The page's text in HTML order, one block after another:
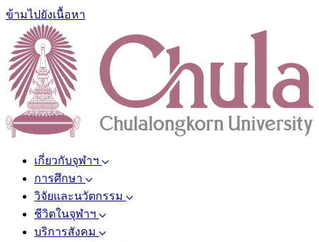
ข้ามไปยังเนื้อหา
เกี่ยวกับจุฬาฯ
การศึกษา
วิจัยและนวัตกรรม
ชีวิตในจุฬาฯ
บริการสังคม